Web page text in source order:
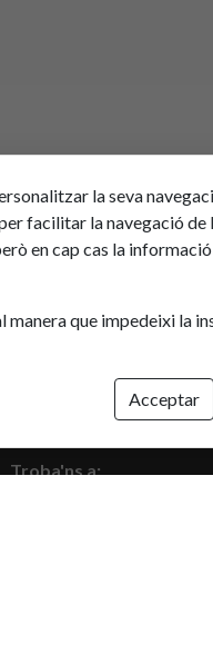
Troba'ns a:
la seva
facilitar la navegació
en cap cas la
que impedeixi la
Acceptar